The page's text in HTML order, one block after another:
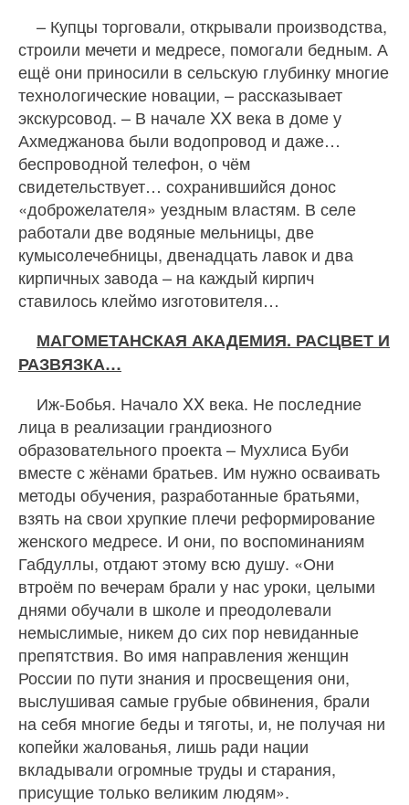
– Купцы торговали, открывали производства,
строили мечети и медресе, помогали бедным. А
ещё они приносили в сельскую глубинку многие
технологические новации, – рассказывает
экскурсовод. – В начале XX века в доме у
Ахмеджанова были водопровод и даже…
беспроводной телефон, о чём
свидетельствует… сохранившийся донос
«доброжелателя» уездным властям. В селе
работали две водяные мельницы, две
кумысолечебницы, двенадцать лавок и два
кирпичных завода – на каждый кирпич
ставилось клеймо изготовителя…
МАГОМЕТАНСКАЯ АКАДЕМИЯ. РАСЦВЕТ И
РАЗВЯЗКА…
Иж-Бобья. Начало XX века. Не последние
лица в реализации грандиозного
образовательного проекта – Мухлиса Буби
вместе с жёнами братьев. Им нужно осваивать
методы обучения, разработанные братьями,
взять на свои хрупкие плечи реформирование
женского медресе. И они, по воспоминаниям
Габдуллы, отдают этому всю душу. «Они
втроём по вечерам брали у нас уроки, целыми
днями обучали в школе и преодолевали
немыслимые, никем до сих пор невиданные
препятствия. Во имя направления женщин
России по пути знания и просвещения они,
выслушивая самые грубые обвинения, брали
на себя многие беды и тяготы, и, не получая ни
копейки жалованья, лишь ради нации
вкладывали огромные труды и старания,
присущие только великим людям».